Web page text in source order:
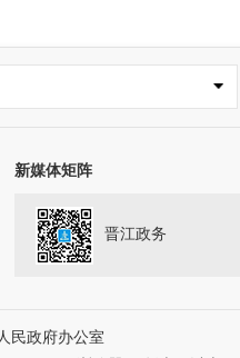
新媒体矩阵
晋江政务
民政府办公室